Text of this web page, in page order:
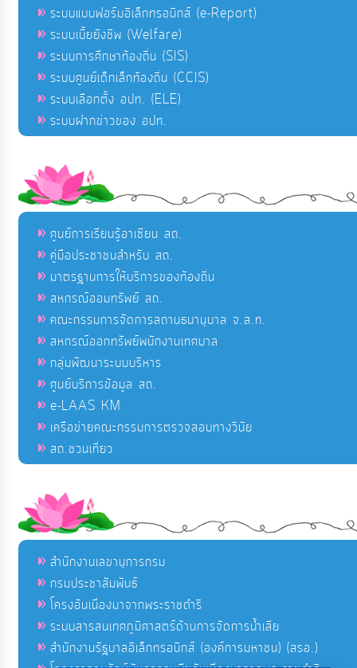
ระบบแบบฟอร์มอิเล็กทรอนิกส์ (e-Report)
ระบบเบี้ยยังชีพ (Welfare)
ระบบการศึกษาท้องถิ่น (SIS)
ระบบศูนย์เด็กเล็กท้องถิ่น (CCIS)
ระบบเลือกตั้ง อปท. (ELE)
ระบบฝากข่าวของ อปท.
ศูนย์การเรียนรู้อาเซียน สถ.
คู่มือประชาชนสำหรับ สถ.
มาตรฐานการให้บริการของท้องถิ่น
สหกรณ์ออมทรัพย์ สถ.
คณะกรรมการจัดการสถานธนานุบาล จ.ส.ท.
สหกรณ์ออกทรัพย์พนักงานเทศบาล
กลุ่มพัฒนาระบบบริหาร
ศูนย์บริการข้อมูล สถ.
e-LAAS KM
เครือข่ายคณะกรรมการตรวจสอบทางวินัย
สถ.ชวนเที่ยว
สำนักงานเลขานุการกรม
กรมประชาสัมพันธ์
โครงอันเนื่องมาจากพระราชดำริ
ระบบสารสนเทศภูมิศาสตร์ด้านการจัดการน้ำเสีย
สำนักงานรัฐบาลอิเล็กทรอนิกส์ (องค์การมหาชน) (สรอ.)